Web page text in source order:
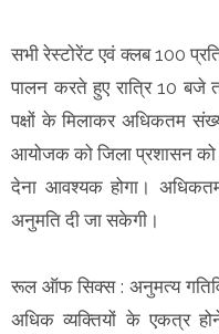
सभी रेस्टोरेंट एवं क्लब 100
पालन करते हुए रात्रि 10
पक्षों के मिलाकर अधिकतम
आयोजक को जिला प्रशासन को
देना आवश्यक होगा।
अनुमति दी जा सकेगी।
रूल ऑफ सिक्स : अनुमत्य
अधिक व्यक्तियों के एकत्र